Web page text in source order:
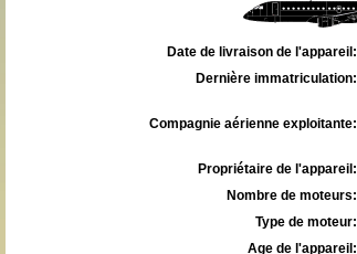
Date de livraison de l'appareil:
Dernière immatriculation:
Compagnie aérienne exploitante:
Propriétaire de l'appareil:
Nombre de moteurs:
Type de moteur:
Age de l'appareil: